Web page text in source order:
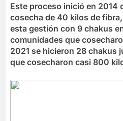
Este proceso inició en 2014
cosecha de 40 kilos de
esta gestión con 9 chakus
comunidades que
2021 se hicieron 28 chakus
que cosecharon casi 800